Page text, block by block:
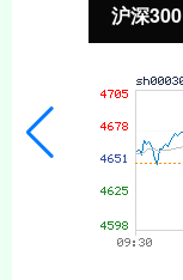
沪深300